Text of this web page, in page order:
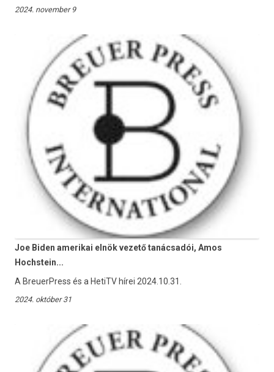
2024. november 9
Joe Biden amerikai elnök vezető tanácsadói, Amos
Hochstein...
A BreuerPress és a HetiTV hírei 2024.10.31.
2024. október 31